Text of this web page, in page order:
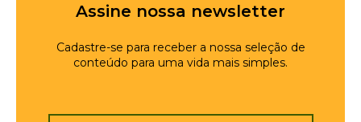
Assine nossa newsletter
Cadastre-se para receber a nossa seleção de
conteúdo para uma vida mais simples.